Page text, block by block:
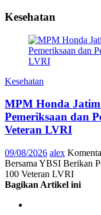
Kesehatan
Kesehatan
MPM Honda
Pemeriksaan dan
Veteran LVRI
09/08/2026 alex
Bersama YBSI Berikan
100 Veteran LVRI
Bagikan Artikel ini